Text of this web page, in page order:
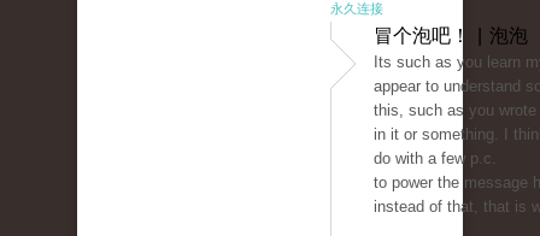
永久连接
冒个泡吧！ | 泡泡
Its such as you learn
appear to understand
this, such as you wrote
in it or something. I
do with a few p.c.
to power the message
instead of that, that is